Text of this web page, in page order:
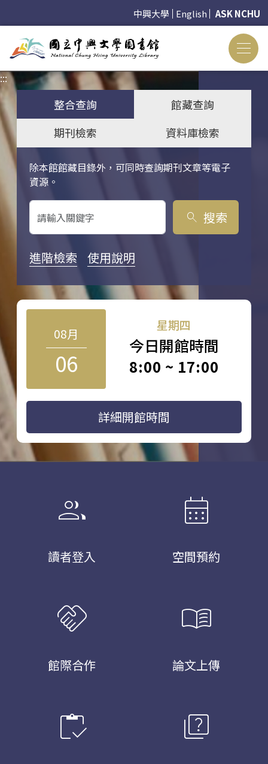
中興大學 English ASK NCHU
:::
整合查詢
館藏查詢
期刊檢索
資料庫檢索
除本館館藏目錄外，可同時查詢期刊文章等電子
資源。
關鍵字搜尋
search 搜索
進階檢索 使用說明
08月
06
星期四
今日開館時間
8:00 ~ 17:00
詳細開館時間
group
讀者登入
calendar_month
空間預約
handshake
館際合作
menu_book
論文上傳
inventory quiz